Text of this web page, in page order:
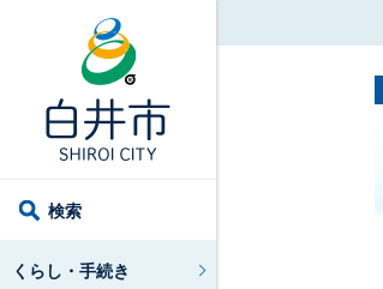
検索
くらし・手続き